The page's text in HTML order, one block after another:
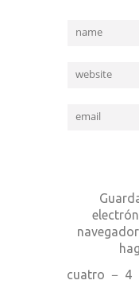
cuatro − 4